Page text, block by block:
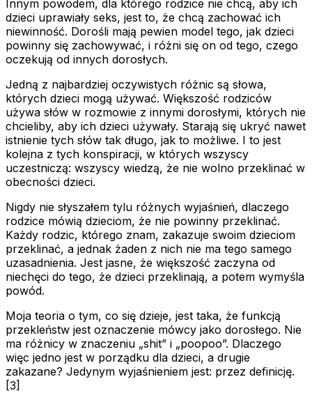
Innym powodem, dla którego rodzice nie chcą, aby ich
dzieci uprawiały seks, jest to, że chcą zachować ich
niewinność. Dorośli mają pewien model tego, jak dzieci
powinny się zachowywać, i różni się on od tego, czego
oczekują od innych dorosłych.
Jedną z najbardziej oczywistych różnic są słowa,
których dzieci mogą używać. Większość rodziców
używa słów w rozmowie z innymi dorosłymi, których nie
chcieliby, aby ich dzieci używały. Starają się ukryć nawet
istnienie tych słów tak długo, jak to możliwe. I to jest
kolejna z tych konspiracji, w których wszyscy
uczestniczą: wszyscy wiedzą, że nie wolno przeklinać w
obecności dzieci.
Nigdy nie słyszałem tylu różnych wyjaśnień, dlaczego
rodzice mówią dzieciom, że nie powinny przeklinać.
Każdy rodzic, którego znam, zakazuje swoim dzieciom
przeklinać, a jednak żaden z nich nie ma tego samego
uzasadnienia. Jest jasne, że większość zaczyna od
niechęci do tego, że dzieci przeklinają, a potem wymyśla
powód.
Moja teoria o tym, co się dzieje, jest taka, że funkcją
przekleństw jest oznaczenie mówcy jako dorosłego. Nie
ma różnicy w znaczeniu „shit” i „poopoo”. Dlaczego
więc jedno jest w porządku dla dzieci, a drugie
zakazane? Jedynym wyjaśnieniem jest: przez definicję.
[3]